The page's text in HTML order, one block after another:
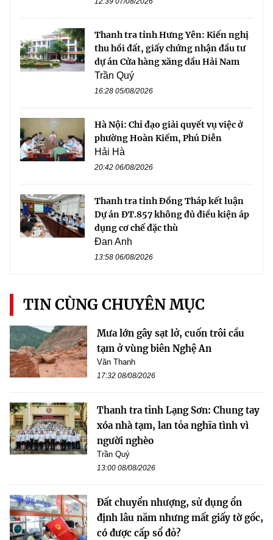
Thanh tra tỉnh Hưng Yên: Kiến nghị
thu hồi đất, giấy chứng nhận đầu tư
dự án Cửa hàng xăng dầu Hải Nam
Trần Quý
16:28 05/08/2026
Hà Nội: Chỉ đạo giải quyết vụ việc ở
phường Hoàn Kiếm, Phú Diễn
Hải Hà
20:42 06/08/2026
Thanh tra tỉnh Đồng Tháp kết luận
Dự án ĐT.857 không đủ điều kiện áp
dụng cơ chế đặc thù
Đan Anh
13:58 06/08/2026
TIN CÙNG CHUYÊN MỤC
Mưa lớn gây sạt lở, cuốn trôi cầu
tạm ở vùng biên Nghệ An
Văn Thanh
17:32 08/08/2026
Thanh tra tỉnh Lạng Sơn: Chung tay
xóa nhà tạm, lan tỏa nghĩa tình vì
người nghèo
Trần Quý
13:00 08/08/2026
Đất chuyển nhượng, sử dụng ổn
định lâu năm nhưng mất giấy tờ gốc,
có được cấp sổ đỏ?